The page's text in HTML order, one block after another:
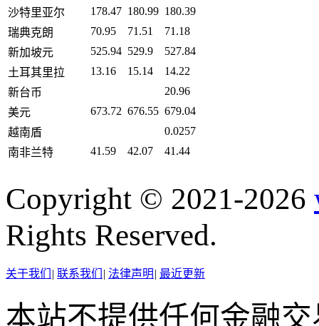
沙特里亚尔
178.47 180.99 180.39
瑞典克朗
70.95 71.51
71.18
新加坡元
525.94 529.9
527.84
土耳其里拉
13.16 15.14
14.22
新台币
20.96
美元
673.72 676.55 679.04
越南盾
0.0257
南非兰特
41.59 42.07 41.44
Copyright © 2021-2026
Rights Reserved.
关于我们 | 联系我们 | 法律声明 | 最近更新
本站不提供任何金融